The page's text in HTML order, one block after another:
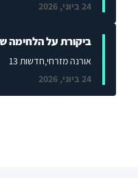
24 ביוני, 2026
ביקורת על הלחימה
אורנה מזרחי,חדשות 13
24 ביוני, 2026